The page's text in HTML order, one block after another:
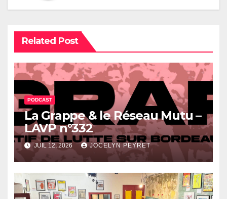
Related Post
PODCAST
La Grappe & le Réseau Mutu –
LAVP n°332
JUIL 12, 2026 JOCELYN PEYRET